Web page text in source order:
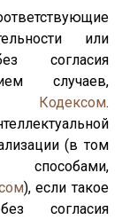
или
согласия
случаев,
Кодексом.
(в том
), если такое
согласия